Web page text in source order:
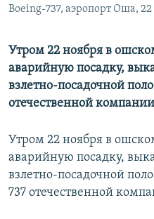
Boeing-737, аэропорт Оша,
Утром 22 ноября в
аварийную посадку,
взлетно-посадочной
отечественной
Утром 22 ноября в
аварийную посадку,
взлетно-посадочной
737 отечественной